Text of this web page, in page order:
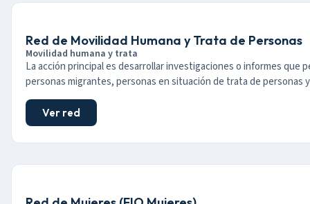
Red de Movilidad Humana y Trata de Personas
Movilidad humana y trata
La acción principal es desarrollar investigaciones o informes que
personas migrantes, personas en situación de trata de personas
Ver red